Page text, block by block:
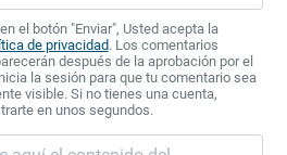
el botón "Enviar", Usted acepta la
de privacidad. Los comentarios
después de la aprobación por el
la sesión para que tu comentario sea
visible. Si no tienes una cuenta,
en unos segundos.